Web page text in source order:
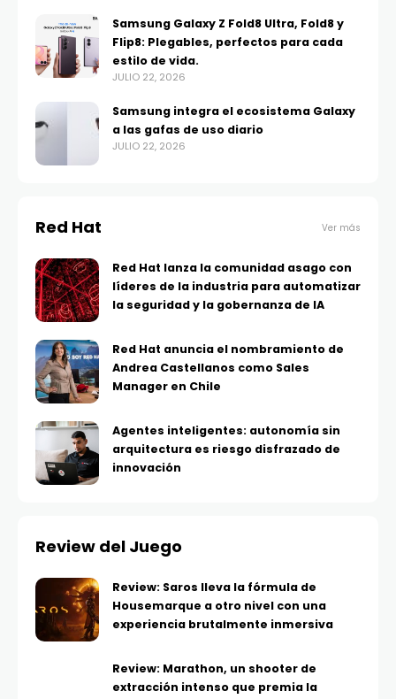
Samsung Galaxy Z Fold8 Ultra, Fold8 y
Flip8: Plegables, perfectos para cada
estilo de vida.
JULIO 22, 2026
Samsung integra el ecosistema Galaxy
a las gafas de uso diario
JULIO 22, 2026
Red Hat Ver más
Red Hat lanza la comunidad asago con
líderes de la industria para automatizar
la seguridad y la gobernanza de IA
Red Hat anuncia el nombramiento de
Andrea Castellanos como Sales
Manager en Chile
Agentes inteligentes: autonomía sin
arquitectura es riesgo disfrazado de
innovación
Review del Juego
Review: Saros lleva la fórmula de
Housemarque a otro nivel con una
experiencia brutalmente inmersiva
Review: Marathon, un shooter de
extracción intenso que premia la